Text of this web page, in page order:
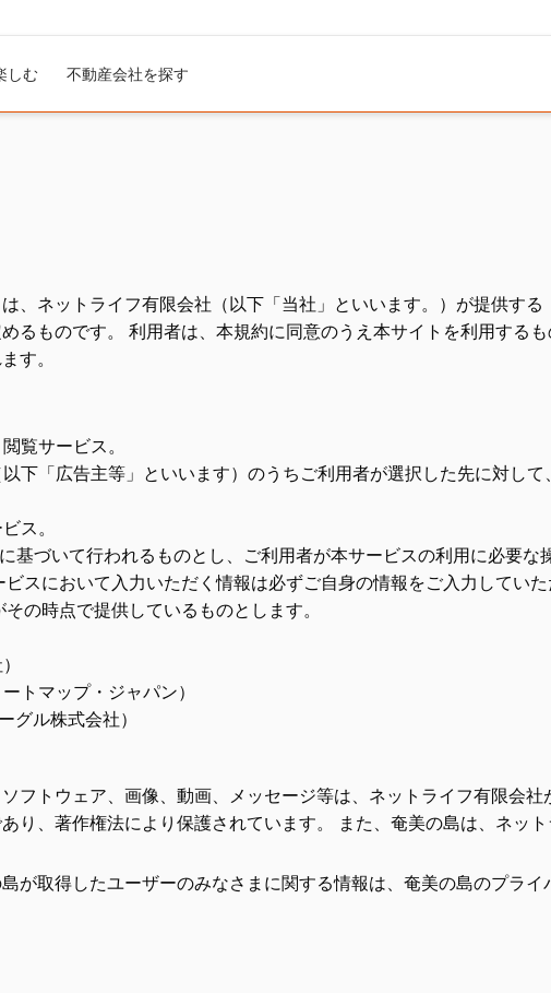
しむ 不動産会社を探す
、ネットライフ有限会社（以下「当社」といいます。）が提供す
るものです。 利用者は、本規約に同意のうえ本サイトを利用する
す。
覧サービス。
下「広告主等」といいます）のうちご利用者が選択した先に対し
ス。
基づいて行われるものとし、ご利用者が本サービスの利用に必要
スにおいて入力いただく情報は必ずご自身の情報をご入力していた
の時点で提供しているものとします。
トマップ・ジャパン）
グル株式会社）
フトウェア、画像、動画、メッセージ等は、ネットライフ有限会
り、著作権法により保護されています。 また、奄美の島は、ネット
が取得したユーザーのみなさまに関する情報は、奄美の島のプラ